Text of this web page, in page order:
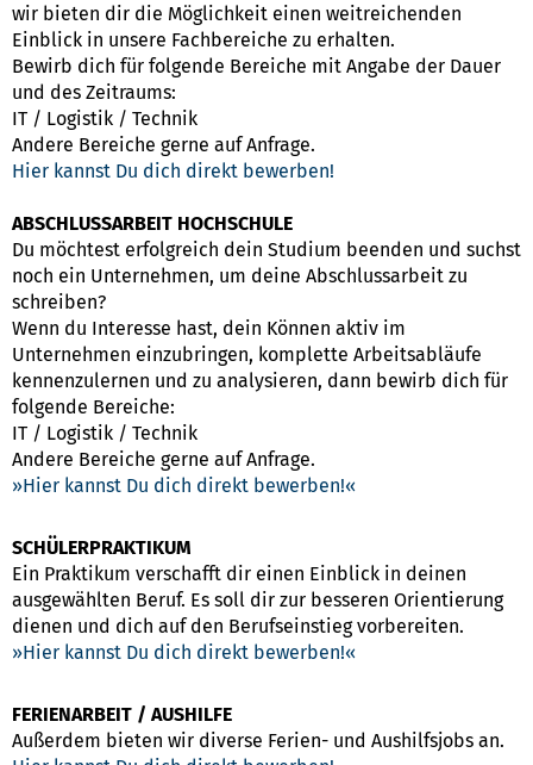
wir bieten dir die Möglichkeit einen weitreichenden
Einblick in unsere Fachbereiche zu erhalten.
Bewirb dich für folgende Bereiche mit Angabe der Dauer
und des Zeitraums:
IT / Logistik / Technik
Andere Bereiche gerne auf Anfrage.
Hier kannst Du dich direkt bewerben!
ABSCHLUSSARBEIT HOCHSCHULE
Du möchtest erfolgreich dein Studium beenden und suchst
noch ein Unternehmen, um deine Abschlussarbeit zu
schreiben?
Wenn du Interesse hast, dein Können aktiv im
Unternehmen einzubringen, komplette Arbeitsabläufe
kennenzulernen und zu analysieren, dann bewirb dich für
folgende Bereiche:
IT / Logistik / Technik
Andere Bereiche gerne auf Anfrage.
Hier kannst Du dich direkt bewerben!
SCHÜLERPRAKTIKUM
Ein Praktikum verschafft dir einen Einblick in deinen
ausgewählten Beruf. Es soll dir zur besseren Orientierung
dienen und dich auf den Berufseinstieg vorbereiten.
Hier kannst Du dich direkt bewerben!
FERIENARBEIT / AUSHILFE
Außerdem bieten wir diverse Ferien- und Aushilfsjobs an.